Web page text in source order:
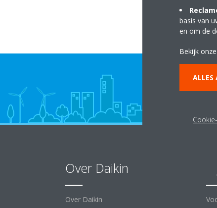
Over Daikin
Over Daikin
basis van
en om de
Bekijk onze
ALLES